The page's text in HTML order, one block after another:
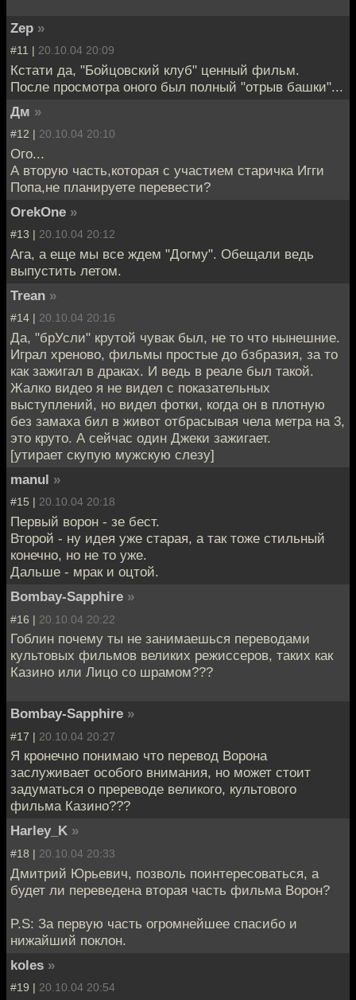
Zep »
#11 | 20.10.04 20:09
Кстати да, "Бойцовский клуб" ценный фильм.
После просмотра оного был полный "отрыв башки"...
Дм »
#12 | 20.10.04 20:10
Ого...
А вторую часть,которая с участием старичка Игги
Попа,не планируете перевести?
OrekOne »
#13 | 20.10.04 20:12
Ага, а еще мы все ждем "Догму". Обещали ведь
выпустить летом.
Trean »
#14 | 20.10.04 20:16
Да, "брУсли" крутой чувак был, не то что нынешние.
Играл хреново, фильмы простые до бзбразия, за то
как зажигал в драках. И ведь в реале был такой.
Жалко видео я не видел с показательных
выступлений, но видел фотки, когда он в плотную
без замаха бил в живот отбрасывая чела метра на 3,
это круто. А сейчас один Джеки зажигает.
[утирает скупую мужскую слезу]
manul »
#15 | 20.10.04 20:18
Первый ворон - зе бест.
Второй - ну идея уже старая, а так тоже стильный
конечно, но не то уже.
Дальше - мрак и оцтой.
Bombay-Sapphire »
#16 | 20.10.04 20:22
Гоблин почему ты не занимаешься переводами
культовых фильмов великих режиссеров, таких как
Казино или Лицо со шрамом???
Bombay-Sapphire »
#17 | 20.10.04 20:27
Я кронечно понимаю что перевод Ворона
заслуживает особого внимания, но может стоит
задуматься о пререводе великого, культового
фильма Казино???
Harley_K »
#18 | 20.10.04 20:33
Дмитрий Юрьевич, позволь поинтересоваться, а
будет ли переведена вторая часть фильма Ворон?
P.S: За первую часть огромнейшее спасибо и
нижайший поклон.
koles »
#19 | 20.10.04 20:54